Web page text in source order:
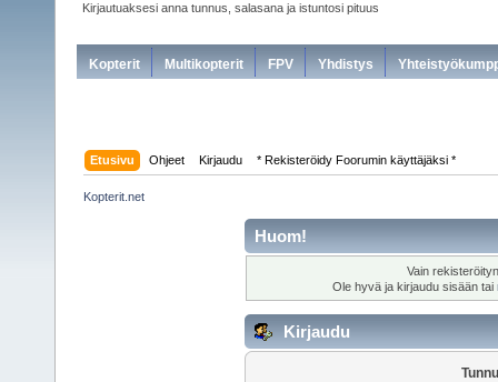
Kirjautuaksesi anna tunnus, salasana ja istuntosi pituus
Kopterit Multikopterit FPV Yhdistys
Etusivu Ohjeet Kirjaudu * Rekisteröidy Foorumin käyttäjäksi *
Kopterit.net
Huom!
Vain
Ole hyvä ja kirjaudu sisään tai
Kirjaudu